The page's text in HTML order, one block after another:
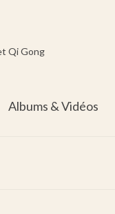
Qi Gong
Albums & Vidéos